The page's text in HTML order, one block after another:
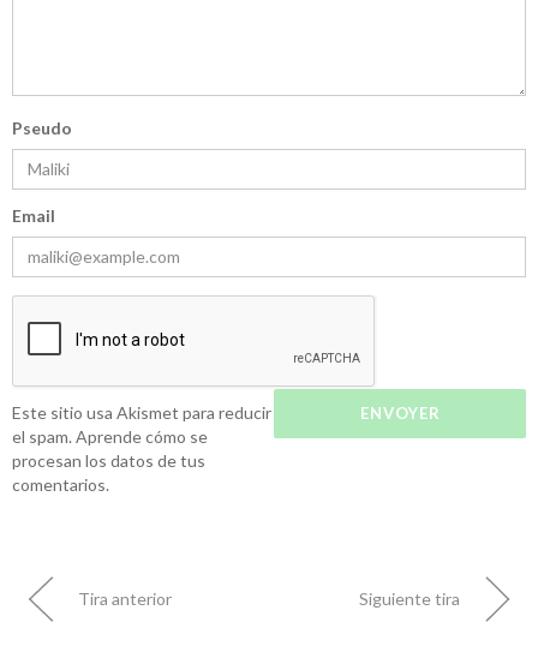
Pseudo
Email
Este sitio usa Akismet para reducir
el spam. Aprende cómo se
procesan los datos de tus
comentarios.
Tira anterior Siguiente tira